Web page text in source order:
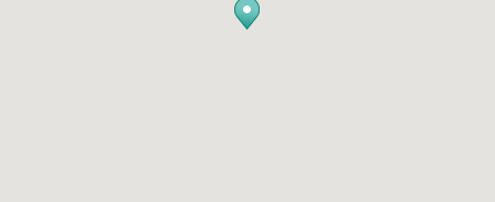
tollaslabdázni, ping-pongozni.